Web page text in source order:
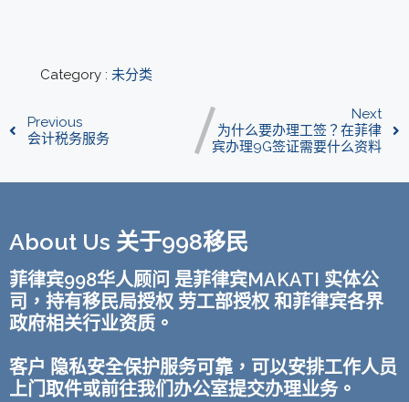
Category : 未分类
Previous
会计税务服务
Next
为什么要办理工签？在菲律
宾办理9G签证需要什么资料
About Us 关于998移民
菲律宾998华人顾问 是菲律宾MAKATI 实体公
司，持有移民局授权 劳工部授权 和菲律宾各界
政府相关行业资质。
客户 隐私安全保护服务可靠，可以安排工作人员
上门取件或前往我们办公室提交办理业务。